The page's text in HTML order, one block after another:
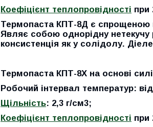
Коефіцієнт теплопровідності при
Термопаста КПТ-8Д є спрощеною
Являє собою однорідну нетекучу
консистенція як у солідолу.
Термопаста КПТ-8Х на основі
Робочий інтервал температур:
Щільність: 2,3 г/см3;
Коефіцієнт теплопровідності при